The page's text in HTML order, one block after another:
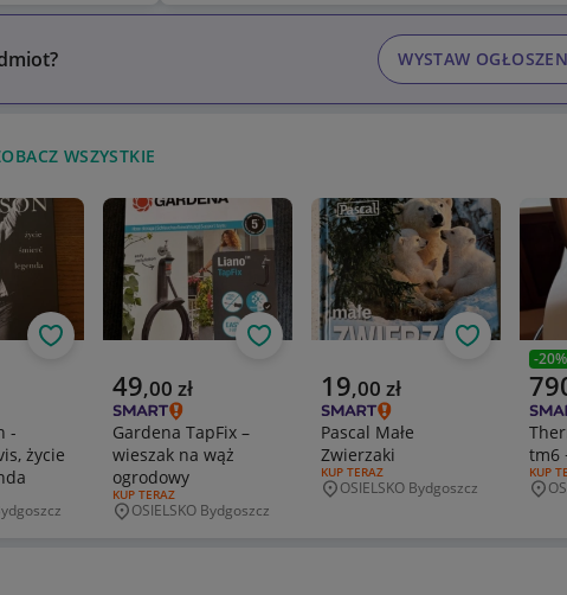
WSZYSTKIE
-
życie
Obserwuj
Aktualna cena
49,00 zł
Gardena TapFix –
wieszak na wąż
ogrodowy
RODZAJ OFERTY:
KUP TERAZ
Miejscowość
OSIELSKO Bydgoszcz
Obserwuj
Aktualna cena
19,00 zł
Pascal Małe
Zwierzaki
RODZAJ OFERTY:
KUP TERAZ
Miejscowość
OSIELSKO Bydgoszcz
Obserwuj
-20%
tm6
KUP
WYSTAW